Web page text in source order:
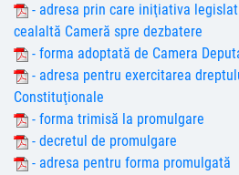
- adresa prin care iniţiativa
cealaltă Cameră spre dezbatere
- forma adoptată de Camera
- adresa pentru exercitarea
Constituţionale
- forma trimisă la promulgare
- decretul de promulgare
- adresa pentru forma promulgată